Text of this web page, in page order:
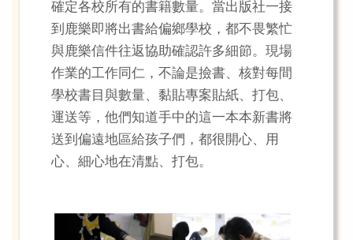
確定各校所有的書籍數量。當出版社一接
到鹿樂即將出書給偏鄉學校，都不畏繁忙
與鹿樂信件往返協助確認許多細節。現場
作業的工作同仁，不論是撿書、核對每間
學校書目與數量、黏貼專案貼紙、打包、
運送等，他們知道手中的這一本本新書將
送到偏遠地區給孩子們，都很開心、用
心、細心地在清點、打包。